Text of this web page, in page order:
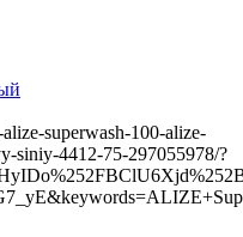
superwash-100-alize-
siniy-4412-75-297055978/?